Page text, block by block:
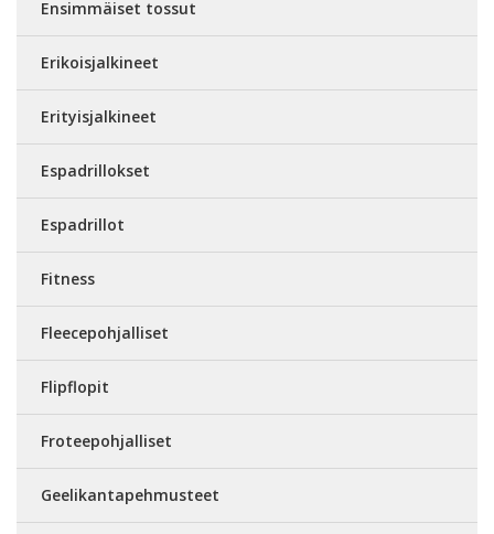
Ensimmäiset tossut
Erikoisjalkineet
Erityisjalkineet
Espadrillokset
Espadrillot
Fitness
Fleecepohjalliset
Flipflopit
Froteepohjalliset
Geelikantapehmusteet